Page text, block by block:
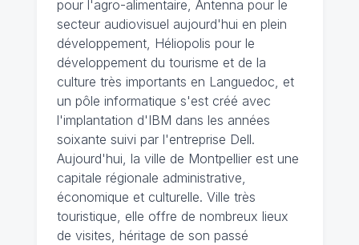
pour l'agro-alimentaire, Antenna pour le
secteur audiovisuel aujourd'hui en plein
développement, Héliopolis pour le
développement du tourisme et de la
culture très importants en Languedoc, et
un pôle informatique s'est créé avec
l'implantation d'IBM dans les années
soixante suivi par l'entreprise Dell.
Aujourd'hui, la ville de Montpellier est une
capitale régionale administrative,
économique et culturelle. Ville très
touristique, elle offre de nombreux lieux
de visites, héritage de son passé